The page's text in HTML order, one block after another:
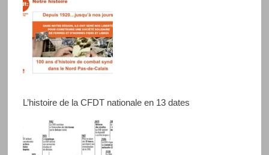
L’histoire de la CFDT nationale en 13 dates